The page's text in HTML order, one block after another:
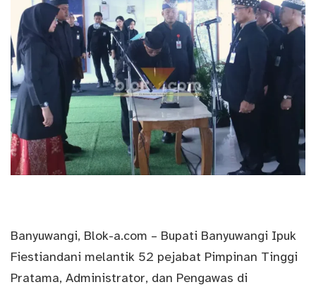
Banyuwangi, Blok-a.com – Bupati Banyuwangi Ipuk
Fiestiandani melantik 52 pejabat Pimpinan Tinggi
Pratama, Administrator, dan Pengawas di